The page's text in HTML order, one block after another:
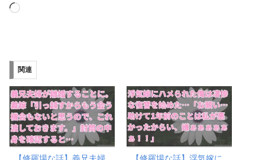
読
み
中…
関連